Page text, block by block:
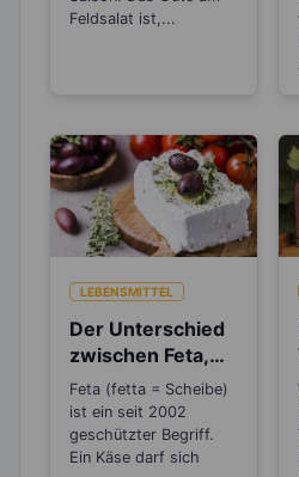
Feldsalat ist,...
LEBENSMITTEL
Der Unterschied
zwischen Feta,
Schafskäse,
Hirten- und
Balkankäse
Feta (fetta = Scheibe)
ist ein seit 2002
geschützter Begriff.
Ein Käse darf sich